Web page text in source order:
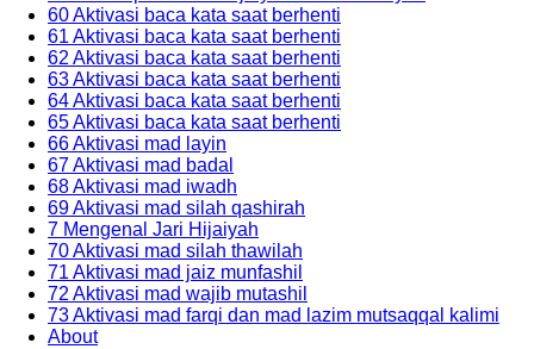
60 Aktivasi baca kata saat berhenti
61 Aktivasi baca kata saat berhenti
62 Aktivasi baca kata saat berhenti
63 Aktivasi baca kata saat berhenti
64 Aktivasi baca kata saat berhenti
65 Aktivasi baca kata saat berhenti
66 Aktivasi mad layin
67 Aktivasi mad badal
68 Aktivasi mad iwadh
69 Aktivasi mad silah qashirah
7 Mengenal Jari Hijaiyah
70 Aktivasi mad silah thawilah
71 Aktivasi mad jaiz munfashil
72 Aktivasi mad wajib mutashil
73 Aktivasi mad farqi dan mad lazim mutsaqqal kalimi
About